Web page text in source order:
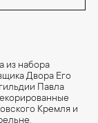
из набора
Двора Его
Павла
Кремля и